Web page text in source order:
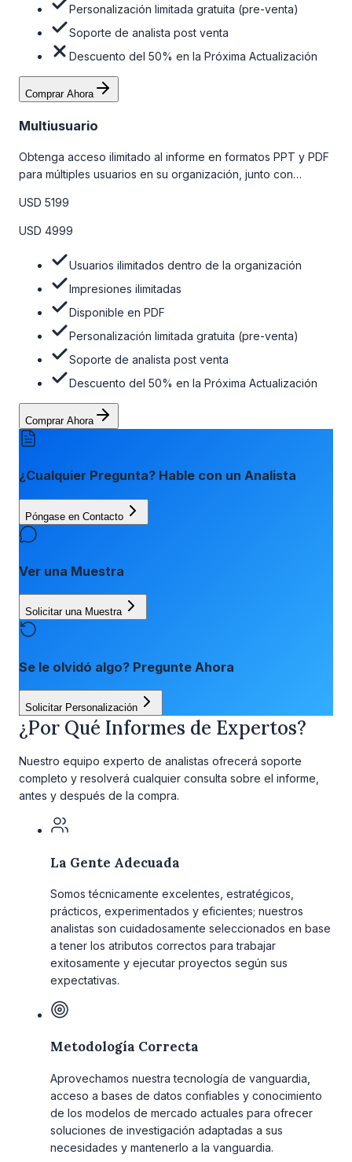
Personalización limitada gratuita (pre-venta)
Soporte de analista post venta
Descuento del 50% en la Próxima Actualización
Comprar Ahora
Multiusuario
Obtenga acceso ilimitado al informe en formatos PPT y PDF
para múltiples usuarios en su organización, junto con
venta, el soporte post-venta de nuestros analistas y una
opción de actualización gratuita del informe dentro de 180
la tabla de precios a continuación.
USD 5199
USD 4999
Usuarios ilimitados dentro de la organización
Impresiones ilimitadas
Disponible en PDF
Personalización limitada gratuita (pre-venta)
Soporte de analista post venta
Descuento del 50% en la Próxima Actualización
Comprar Ahora
¿Cualquier Pregunta? Hable con un Analista
Póngase en Contacto
Ver una Muestra
Solicitar una Muestra
Se le olvidó algo? Pregunte Ahora
Solicitar Personalización
¿Por Qué Informes de Expertos?
Nuestro equipo experto de analistas ofrecerá soporte
completo y resolverá cualquier consulta sobre el informe,
antes y después de la compra.
La Gente Adecuada
Somos técnicamente excelentes, estratégicos,
prácticos, experimentados y eficientes; nuestros
analistas son cuidadosamente seleccionados en base
a tener los atributos correctos para trabajar
exitosamente y ejecutar proyectos según sus
expectativas.
Metodología Correcta
Aprovechamos nuestra tecnología de vanguardia,
acceso a bases de datos confiables y conocimiento
de los modelos de mercado actuales para ofrecer
soluciones de investigación adaptadas a sus
necesidades y mantenerlo a la vanguardia.